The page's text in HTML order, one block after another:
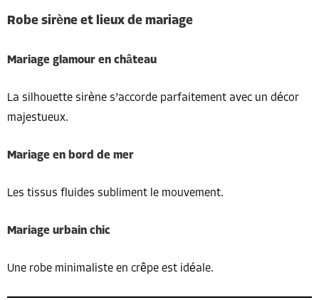
Robe sirène et lieux de mariage
Mariage glamour en château
La silhouette sirène s’accorde parfaitement avec un décor
majestueux.
Mariage en bord de mer
Les tissus fluides subliment le mouvement.
Mariage urbain chic
Une robe minimaliste en crêpe est idéale.